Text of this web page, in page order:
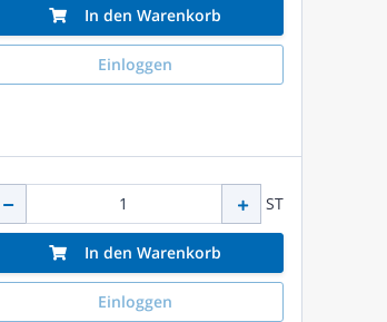
In den Warenkorb
Einloggen
ST
In den Warenkorb
Einloggen